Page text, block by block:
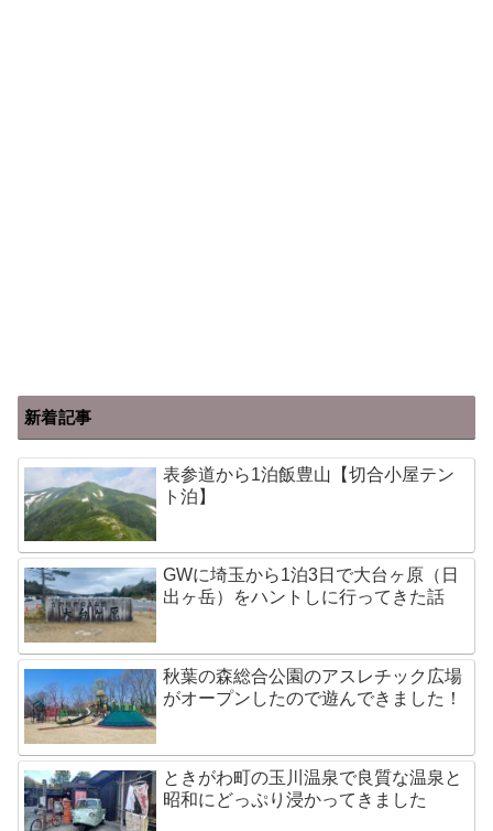
新着記事
表参道から1泊飯豊山【切合小屋テン
ト泊】
GWに埼玉から1泊3日で大台ヶ原（日
出ヶ岳）をハントしに行ってきた話
秋葉の森総合公園のアスレチック広場
がオープンしたので遊んできました！
ときがわ町の玉川温泉で良質な温泉と
昭和にどっぷり浸かってきました